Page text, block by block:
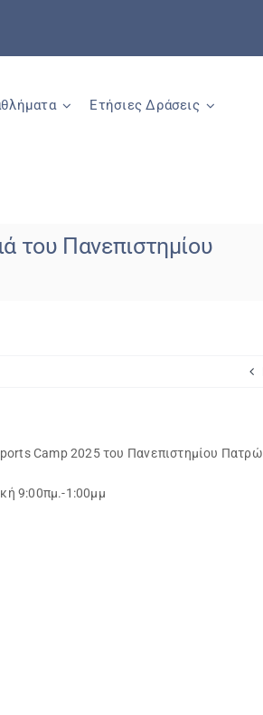
Ετήσιες Δράσεις
του Πανεπιστημίου
Camp 2025 του Πανεπιστημίου
9:00πμ.-1:00μμ